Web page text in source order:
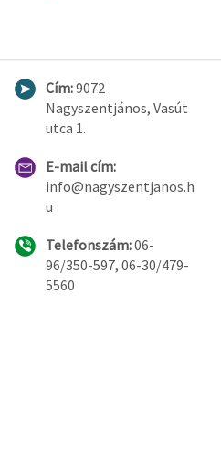
Cím:9072
Nagyszentjános, Vasút
utca 1.
E-mail cím:
info@nagyszentjanos.h
u
Telefonszám:06-
96/350-597, 06-30/479-
5560